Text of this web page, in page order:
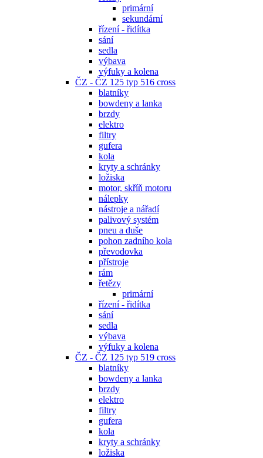
primární
sekundární
řízení - řidítka
sání
sedla
výbava
výfuky a kolena
ČZ - ČZ 125 typ 516 cross
blatníky
bowdeny a lanka
brzdy
elektro
filtry
gufera
kola
kryty a schránky
ložiska
motor, skříň motoru
nálepky
nástroje a nářadí
palivový systém
pneu a duše
pohon zadního kola
převodovka
přístroje
rám
řetězy
primární
řízení - řidítka
sání
sedla
výbava
výfuky a kolena
ČZ - ČZ 125 typ 519 cross
blatníky
bowdeny a lanka
brzdy
elektro
filtry
gufera
kola
kryty a schránky
ložiska